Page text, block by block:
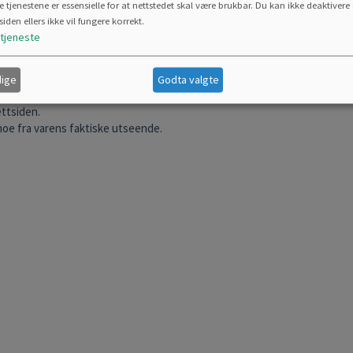
ordnes opp i før du forlater butikken.
fra varens faktiske utseende.
tjenestene er essensielle for at nettstedet skal være brukbar. Du kan ikke deaktivere
ellers ikke vil fungere korrekt.
tjeneste
Godta valgte